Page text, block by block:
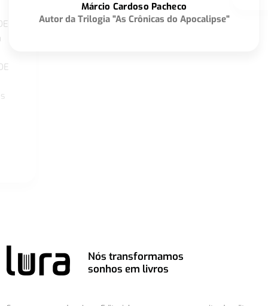
Márcio Cardoso Pacheco
Autor da Trilogia "As Crônicas do Apocalipse"
Nós transformamos
sonhos em livros